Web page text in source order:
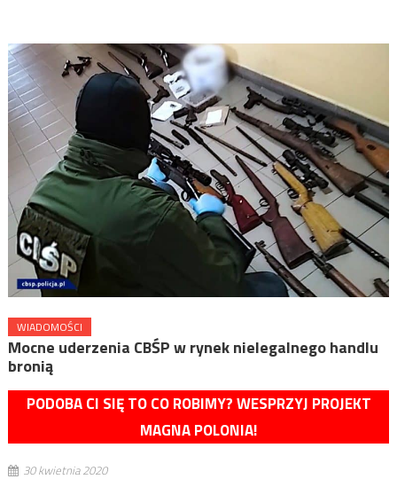
WIADOMOŚCI
Mocne uderzenia CBŚP w rynek nielegalnego handlu
bronią
PODOBA CI SIĘ TO CO ROBIMY? WESPRZYJ PROJEKT
MAGNA POLONIA!
30 kwietnia 2020